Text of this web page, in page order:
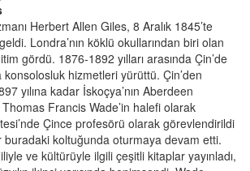
Herbert Allen Giles, 8 Aralık 1845’te
Londra’nın köklü okullarından biri olan
gördü. 1876-1892 yılları arasında Çin’de
hizmetleri yürüttü. Çin’den
yılına kadar İskoçya’nın Aberdeen
Francis Wade’in halefi olarak
Çince profesörü olarak görevlendirildi
buradaki koltuğunda oturmaya devam etti.
ve kültürüyle ilgili çeşitli kitaplar yayınladı,